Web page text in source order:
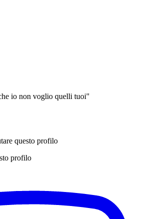
io non voglio quelli tuoi"
questo profilo
profilo